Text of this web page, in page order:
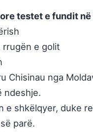
testet e fundit
rrugën e golit
Chisinau nga
ndeshje.
e shkëlqyer, duke
parë.